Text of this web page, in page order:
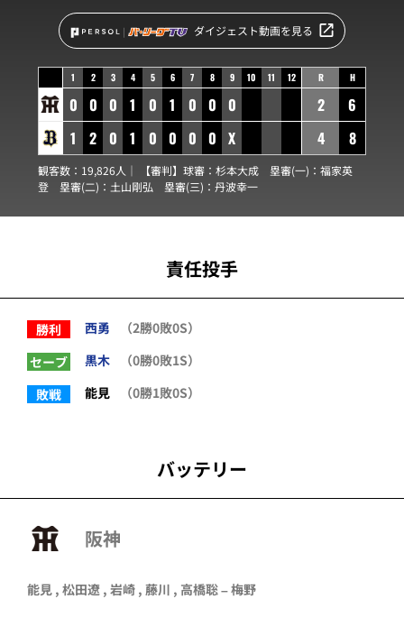
ダイジェスト動画を見る
1 2 3 4 5 6 7 8 9 10 11 12
0 0 0 1 0 1 0 0 0
1
2 0 1 0 0 0 0 X
R H
2
6
4
8
観客数：19,826人｜ 【審判】球審： 杉本大成 塁審(一)： 福家英
登 塁審(二)： 土山剛弘 塁審(三)： 丹波幸一
責任投手
勝利 西勇
（2勝0敗0S）
セーブ
黒木
（0勝0敗1S）
敗戦
能見 （0勝1敗0S）
バッテリー
阪神
能見 , 松田遼 , 岩崎 , 藤川 , 高橋聡 – 梅野